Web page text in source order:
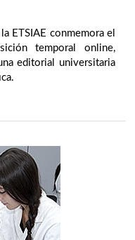
ETSIAE conmemora el
temporal online,
editorial universitaria